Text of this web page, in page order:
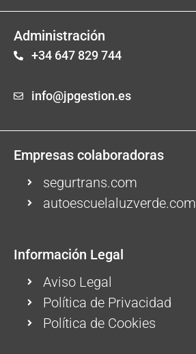
Administración
+34 647 829 744
info@jpgestion.es
Empresas colaboradoras
segurtrans.com
autoescuelaluzverde.com
Información Legal
Aviso Legal
Política de Privacidad
Política de Cookies